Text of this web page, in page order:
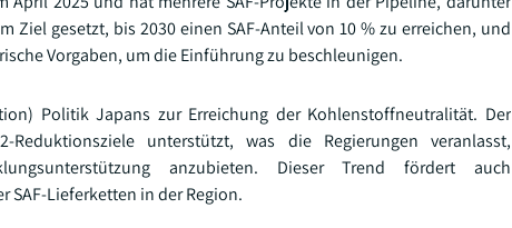
Ziel gesetzt, bis 2030 einen SAF-Anteil von 10 % zu erreichen, und
Vorgaben, um die Einführung zu beschleunigen.
Politik Japans zur Erreichung der Kohlenstoffneutralität. Der
unterstützt, was die Regierungen veranlasst,
anzubieten. Dieser Trend fördert auch
Lieferketten in der Region.